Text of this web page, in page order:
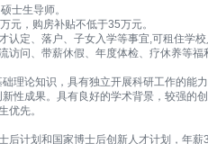
士生导师。
元，购房补贴不低于35万元。
认定、落户、子女入学等事宜,可租住学校
访问、带薪休假、年度体检、疗休养等福
理论知识，具有独立开展科研工作的能
性成果。具有良好的学术背景，较强的
优先。
后计划和国家博士后创新人才计划，年薪